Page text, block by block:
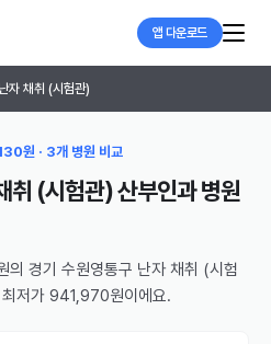
앱 다운로드
난자 채취 (시험관)
원 · 3개 병원 비교
취 (시험관) 산부인과 병원
의 경기 수원영통구 난자 채취 (시험
저가 941,970원이에요.